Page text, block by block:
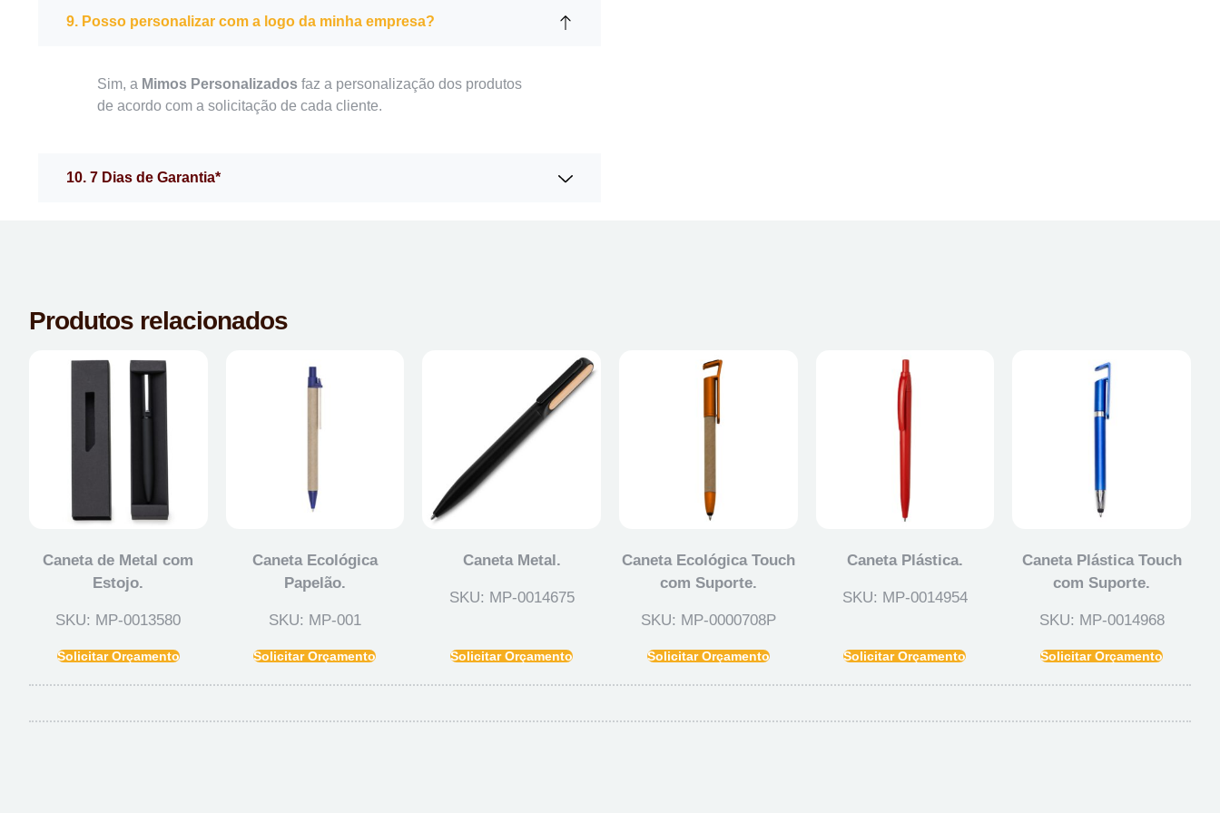
9. Posso personalizar com a logo da minha empresa?
Sim, a Mimos Personalizados faz a personalização dos produtos
de acordo com a solicitação de cada cliente.
10. 7 Dias de Garantia*
Produtos relacionados
Caneta de Metal com
Estojo.
SKU: MP-0013580
Solicitar Orçamento
Caneta Ecológica
Papelão.
SKU: MP-001
Solicitar Orçamento
Caneta Metal.
SKU: MP-0014675
Solicitar Orçamento
Caneta Ecológica Touch
com Suporte.
SKU: MP-0000708P
Solicitar Orçamento
Caneta Plástica.
SKU: MP-0014954
Solicitar Orçamento
Caneta Plástica Touch
com Suporte.
SKU: MP-0014968
Solicitar Orçamento